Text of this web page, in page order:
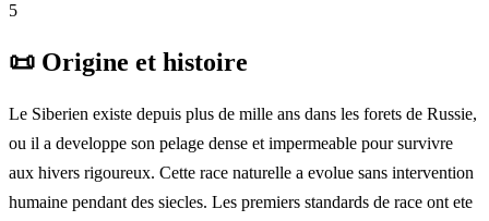
5
📜 Origine et histoire
Le Siberien existe depuis plus de mille ans dans les forets de Russie,
ou il a developpe son pelage dense et impermeable pour survivre
aux hivers rigoureux. Cette race naturelle a evolue sans intervention
humaine pendant des siecles. Les premiers standards de race ont ete